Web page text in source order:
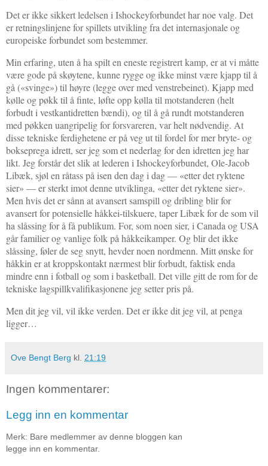
Det er ikke sikkert ledelsen i Ishockeyforbundet har noe valg. Det
er retningslinjene for spillets utvikling fra det internasjonale og
europeiske forbundet som bestemmer.
Min erfaring, uten å ha spilt en eneste registrert kamp, er at vi måtte
være gode på skøytene, kunne rygge og ikke minst være kjapp til å
gå («svinge») til høyre (legge over med venstrebeinet). Kjapp med
kølle og pøkk til å finte, løfte opp kølla til motstanderen (helt
forbudt i vestkantidretten bændi), og til å gå rundt motstanderen
med pøkken uangripelig for forsvareren, var helt nødvendig. At
disse tekniske ferdighetene er på veg ut til fordel for mer bryte- og
bokseprega idrett, ser jeg som et nederlag for den idretten jeg har
likt. Jeg forstår det slik at lederen i Ishockeyforbundet, Ole-Jacob
Libæk, sjøl en råtass på isen den dag i dag — «etter det ryktene
sier» — er sterkt imot denne utviklinga, «etter det ryktene sier».
Men hvis det er sånn at avansert samspill og dribling blir for
avansert for potensielle håkkei-tilskuere, taper Libæk for de som vil
ha slåssing for å få publikum. For, som noen sier, i Canada og USA
går familier og vanlige folk på håkkeikamper. Og blir det ikke
slåssing, føler de seg snytt, hevder noen nordmenn. Mitt ønske for
håkkin er at kroppskontakt nærmest blir forbudt, faktisk enda
mindre enn i fotball og som i basketball. Det ville gitt de rom for de
tekniske lagspillkvalifikasjonene jeg setter pris på.
Men dit jeg vil, vil ikke verden. Det er ikke dit jeg vil, at penga
ligger…
Ove Bengt Berg kl. 21:19
Ingen kommentarer:
Legg inn en kommentar
Merk: Bare medlemmer av denne bloggen kan
legge inn en kommentar.